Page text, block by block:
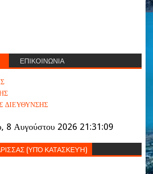
ΕΠΙΚΟΙΝΩΝΙΑ
ΔΙΕΥΘΥΝΣΗΣ
8 Αυγούστου 2026 21:31:10
(ΥΠΌ ΚΑΤΑΣΚΕΥΉ)